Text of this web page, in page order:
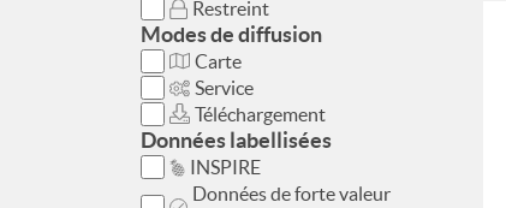
Restreint
Modes de diffusion
Carte
Service
Téléchargement
Données labellisées
INSPIRE
Données de forte valeur